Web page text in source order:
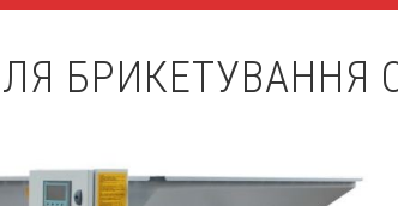
БРИКЕТУВАННЯ